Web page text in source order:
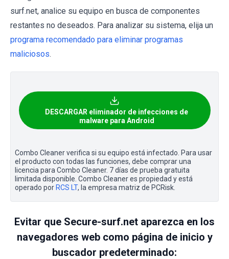
surf.net, analice su equipo en busca de componentes
restantes no deseados. Para analizar su sistema, elija un
programa recomendado para eliminar programas
maliciosos.
DESCARGAR eliminador de infecciones de
malware para Android
Combo Cleaner verifica si su equipo está infectado. Para usar
el producto con todas las funciones, debe comprar una
licencia para Combo Cleaner. 7 días de prueba gratuita
limitada disponible. Combo Cleaner es propiedad y está
operado por RCS LT, la empresa matriz de PCRisk.
Evitar que Secure-surf.net aparezca en los
navegadores web como página de inicio y
buscador predeterminado: